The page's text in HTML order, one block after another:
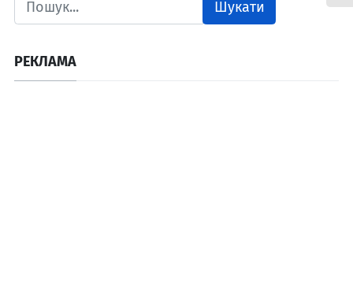
Шукати
РЕКЛАМА